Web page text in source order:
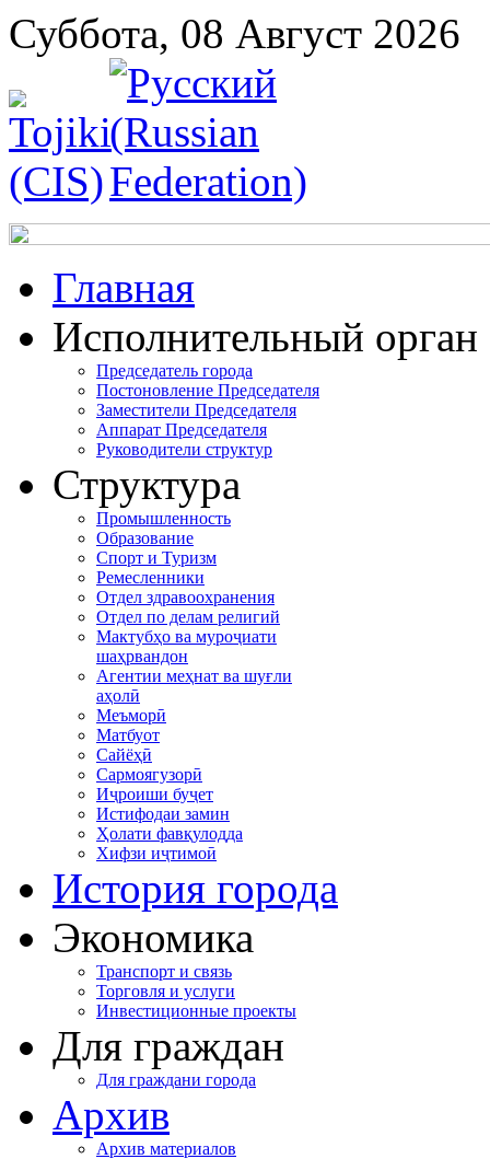
Суббота, 08 Август 2026
Главная
Исполнительный орган
Председатель города
Постоновление Председателя
Заместители Председателя
Аппарат Председателя
Руководители структур
Структура
Промышленность
Образование
Спорт и Туризм
Ремесленники
Отдел здравоохранения
Отдел по делам религий
Мактубҳо ва муроҷиати
шаҳрвандон
Агентии меҳнат ва шуғли
аҳолӣ
Меъморӣ
Матбуот
Сайёҳӣ
Сармоягузорӣ
Иҷроиши буҷет
Истифодаи замин
Ҳолати фавқулодда
Хифзи иҷтимоӣ
История города
Экономика
Транспорт и связь
Торговля и услуги
Инвестиционные проекты
Для граждан
Для граждани города
Архив
Архив материалов